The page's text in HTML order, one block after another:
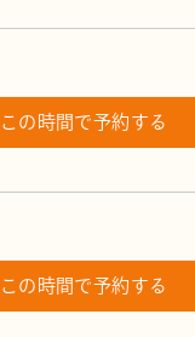
この時間で予約する
この時間で予約する